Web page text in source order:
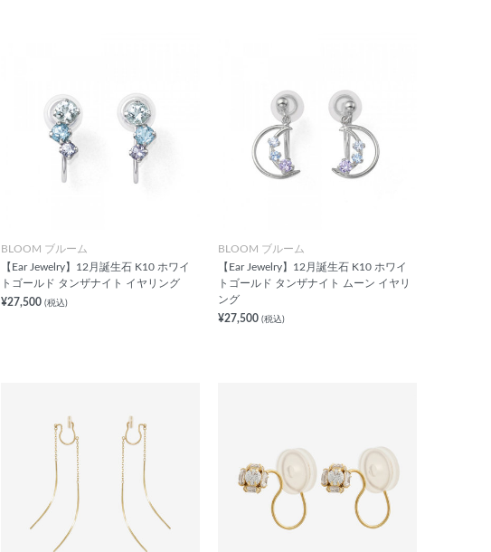
BLOOM ブルーム
【Ear Jewelry】12月誕生石 K10 ホワイ
トゴールド タンザナイト イヤリング
¥27,500 (税込)
BLOOM ブルーム
【Ear Jewelry】12月誕生石 K10 ホワイ
トゴールド タンザナイト ムーン イヤリ
ング
¥27,500 (税込)